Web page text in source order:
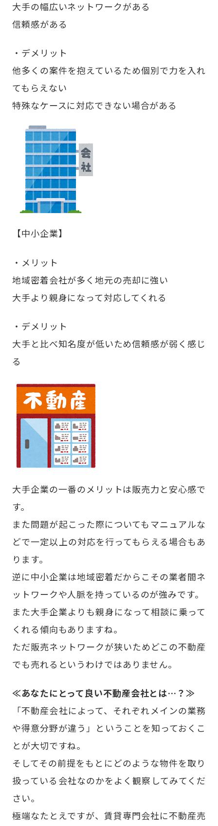
大手の幅広いネットワークがある
信頼感がある
・デメリット
他多くの案件を抱えているため個別で力を入れ
てもらえない
特殊なケースに対応できない場合がある
【中小企業】
・メリット
地域密着会社が多く地元の売却に強い
大手より親身になって対応してくれる
・デメリット
大手と比べ知名度が低いため信頼感が弱く感じ
る
大手企業の一番のメリットは販売力と安心感で
す。
また問題が起こった際についてもマニュアルな
どで一定以上の対応を行ってもらえる場合もあ
ります。
逆に中小企業は地域密着だからこその業者間ネ
ットワークや人脈を持っているのが強みです。
また大手企業よりも親身になって相談に乗って
くれる傾向もありますね。
ただ販売ネットワークが狭いためどこの不動産
でも売れるというわけではありません。
≪あなたにとって良い不動産会社とは…？≫
「不動産会社によって、それぞれメインの業務
や得意分野が違う」ということを知っておくこ
とが大切ですね。
そしてその前提をもとにどのような物件を取り
扱っている会社なのかをよく観察してみてくだ
さい。
極端なたとえですが、賃貸専門会社に不動産売